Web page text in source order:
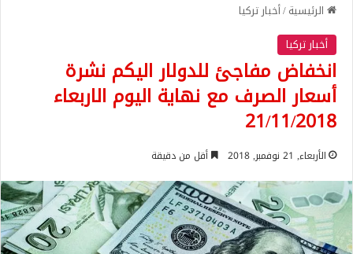
الرئيسية/أخبار تركيا
أخبار تركيا
انخفاض مفاجئ للدولار اليكم نشرة
أسعار الصرف مع نهاية اليوم الاربعاء
21/11/2018
الأربعاء, 21 نوفمبر, 2018 أقل من دقيقة